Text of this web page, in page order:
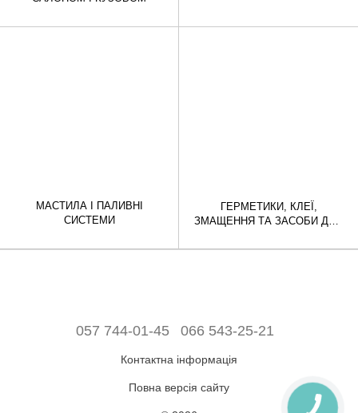
МАСТИЛА І ПАЛИВНІ
СИСТЕМИ
ГЕРМЕТИКИ, КЛЕЇ,
ЗМАЩЕННЯ ТА ЗАСОБИ ДЛЯ
057 744-01-45 066 543-25-21
Контактна інформація
Повна версія сайту